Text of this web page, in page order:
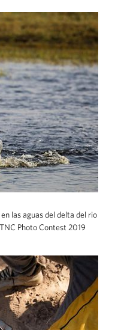
las aguas del delta del rio
Photo Contest 2019